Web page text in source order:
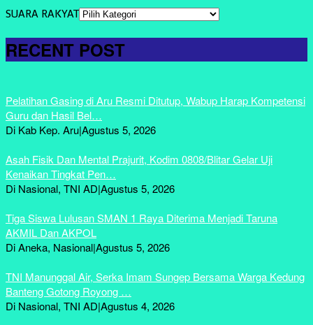
SUARA RAKYAT
RECENT POST
Pelatihan Gasing di Aru Resmi Ditutup, Wabup Harap Kompetensi
Guru dan Hasil Bel…
Di Kab Kep. Aru|Agustus 5, 2026
Asah Fisik Dan Mental Prajurit, Kodim 0808/Blitar Gelar Uji
Kenaikan Tingkat Pen…
Di Nasional, TNI AD|Agustus 5, 2026
Tiga Siswa Lulusan SMAN 1 Raya Diterima Menjadi Taruna
AKMIL Dan AKPOL
Di Aneka, Nasional|Agustus 5, 2026
TNI Manunggal Air, Serka Imam Sungep Bersama Warga Kedung
Banteng Gotong Royong …
Di Nasional, TNI AD|Agustus 4, 2026